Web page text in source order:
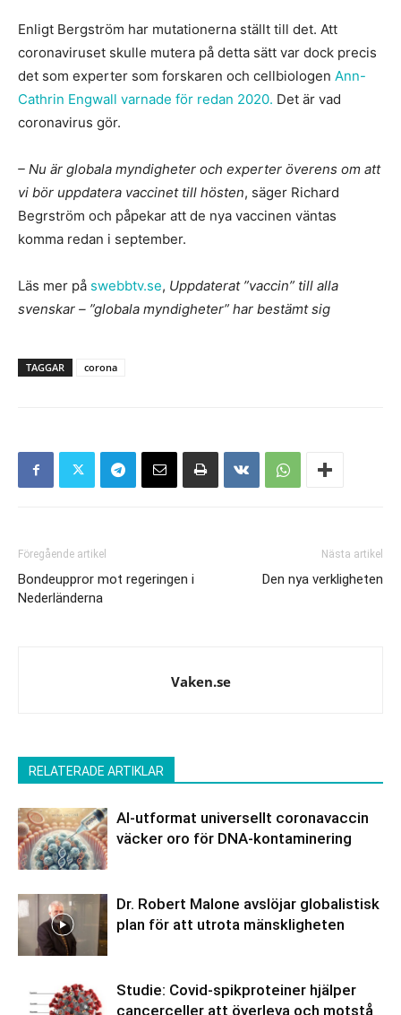
Enligt Bergström har mutationerna ställt till det. Att
coronaviruset skulle mutera på detta sätt var dock precis
det som experter som forskaren och cellbiologen Ann-
Cathrin Engwall varnade för redan 2020. Det är vad
coronavirus gör.
– Nu är globala myndigheter och experter överens om att
vi bör uppdatera vaccinet till hösten, säger Richard
Begrström och påpekar att de nya vaccinen väntas
komma redan i september.
Läs mer på swebbtv.se, Uppdaterat ”vaccin” till alla
svenskar – ”globala myndigheter” har bestämt sig
TAGGAR corona
Föregående artikel
Bondeuppror mot regeringen i
Nederländerna
Nästa artikel
Den nya verkligheten
Vaken.se
RELATERADE ARTIKLAR
AI-utformat universellt coronavaccin
väcker oro för DNA-kontaminering
Dr. Robert Malone avslöjar globalistisk
plan för att utrota mänskligheten
Studie: Covid-spikproteiner hjälper
cancerceller att överleva och motstå